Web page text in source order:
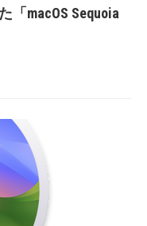
「macOS Sequoia